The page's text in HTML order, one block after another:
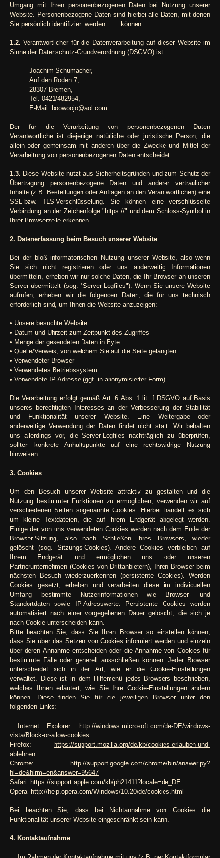
Umgang mit Ihren personenbezogenen Daten bei Nutzung unserer
Website. Personenbezogene Daten sind hierbei alle Daten, mit denen
Sie persönlich identifiziert werden können.
1.2. Verantwortlicher für die Datenverarbeitung auf dieser Website im
Sinne der Datenschutz-Grundverordnung (DSGVO) ist
Joachim Schumacher,
Auf den Roden 7,
28307 Bremen,
Tel. 0421/482954,
E-Mail: boowoojo@aol.com
Der für die Verarbeitung von personenbezogenen Daten
Verantwortliche ist diejenige natürliche oder juristische Person, die
allein oder gemeinsam mit anderen über die Zwecke und Mittel der
Verarbeitung von personenbezogenen Daten entscheidet.
1.3. Diese Website nutzt aus Sicherheitsgründen und zum Schutz der
Übertragung personenbezogene Daten und anderer vertraulicher
Inhalte (z.B. Bestellungen oder Anfragen an den Verantwortlichen) eine
SSL-bzw. TLS-Verschlüsselung. Sie können eine verschlüsselte
Verbindung an der Zeichenfolge "https://" und dem Schloss-Symbol in
Ihrer Browserzeile erkennen.
2. Datenerfassung beim Besuch unserer Website
Bei der bloß informatorischen Nutzung unserer Website, also wenn
Sie sich nicht registrieren oder uns anderweitig Informationen
übermitteln, erheben wir nur solche Daten, die Ihr Browser an unseren
Server übermittelt (sog. "Server-Logfiles"). Wenn Sie unsere Website
aufrufen, erheben wir die folgenden Daten, die für uns technisch
erforderlich sind, um Ihnen die Website anzuzeigen:
• Unsere besuchte Website
• Datum und Uhrzeit zum Zeitpunkt des Zugriffes
• Menge der gesendeten Daten in Byte
• Quelle/Verweis, von welchem Sie auf die Seite gelangten
• Verwendeter Browser
• Verwendetes Betriebssystem
• Verwendete IP-Adresse (ggf. in anonymisierter Form)
Die Verarbeitung erfolgt gemäß Art. 6 Abs. 1 lit. f DSGVO auf Basis
unseres berechtigten Interesses an der Verbesserung der Stabilität
und Funktionalität unserer Website. Eine Weitergabe oder
anderweitige Verwendung der Daten findet nicht statt. Wir behalten
uns allerdings vor, die Server-Logfiles nachträglich zu überprüfen,
sollten konkrete Anhaltspunkte auf eine rechtswidrige Nutzung
hinweisen.
3. Cookies
Um den Besuch unserer Website attraktiv zu gestalten und die
Nutzung bestimmter Funktionen zu ermöglichen, verwenden wir auf
verschiedenen Seiten sogenannte Cookies. Hierbei handelt es sich
um kleine Textdateien, die auf Ihrem Endgerät abgelegt werden.
Einige der von uns verwendeten Cookies werden nach dem Ende der
Browser-Sitzung, also nach Schließen Ihres Browsers, wieder
gelöscht (sog. Sitzungs-Cookies). Andere Cookies verbleiben auf
Ihrem Endgerät und ermöglichen uns oder unseren
Partnerunternehmen (Cookies von Drittanbietern), Ihren Browser beim
nächsten Besuch wiederzuerkennen (persistente Cookies). Werden
Cookies gesetzt, erheben und verarbeiten diese im individuellen
Umfang bestimmte Nutzerinformationen wie Browser- und
Standortdaten sowie IP-Adresswerte. Persistente Cookies werden
automatisiert nach einer vorgegebenen Dauer gelöscht, die sich je
nach Cookie unterscheiden kann.
Bitte beachten Sie, dass Sie Ihren Browser so einstellen können,
dass Sie über das Setzen von Cookies informiert werden und einzeln
über deren Annahme entscheiden oder die Annahme von Cookies für
bestimmte Fälle oder generell ausschließen können. Jeder Browser
unterscheidet sich in der Art, wie er die Cookie-Einstellungen
verwaltet. Diese ist in dem Hilfemenü jedes Browsers beschrieben,
welches Ihnen erläutert, wie Sie Ihre Cookie-Einstellungen ändern
können. Diese finden Sie für die jeweiligen Browser unter den
folgenden Links:
Internet Explorer: http://windows.microsoft.com/de-DE/windows-
vista/Block-or-allow-cookies
Firefox: https://support.mozilla.org/de/kb/cookies-erlauben-und-
ablehnen
Chrome: http://support.google.com/chrome/bin/answer.py?
hl=de&hlrm=en&answer=95647
Safari: https://support.apple.com/kb/ph21411?locale=de_DE
Opera: http://help.opera.com/Windows/10.20/de/cookies.html
Bei beachten Sie, dass bei Nichtannahme von Cookies die
Funktionalität unserer Website eingeschränkt sein kann.
4. Kontaktaufnahme